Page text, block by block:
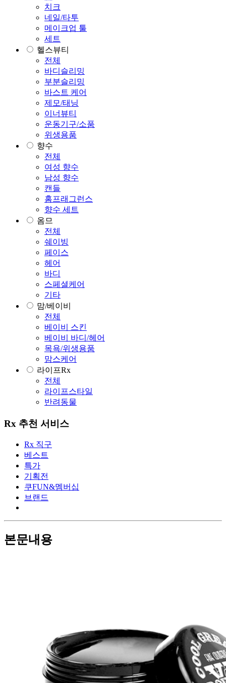
치크
네일/타투
메이크업 툴
세트
헬스뷰티
전체
바디슬리밍
부분슬리밍
바스트 케어
제모/태닝
이너뷰티
운동기구/소품
위생용품
향수
전체
여성 향수
남성 향수
캔들
홈프래그런스
향수 세트
옴므
전체
쉐이빙
페이스
헤어
바디
스페셜케어
기타
맘/베이비
전체
베이비 스킨
베이비 바디/헤어
목욕/위생용품
맘스케어
라이프Rx
전체
라이프스타일
반려동물
Rx 추천 서비스
Rx 직구
베스트
특가
기획전
쿠FUN&멤버십
브랜드
본문내용